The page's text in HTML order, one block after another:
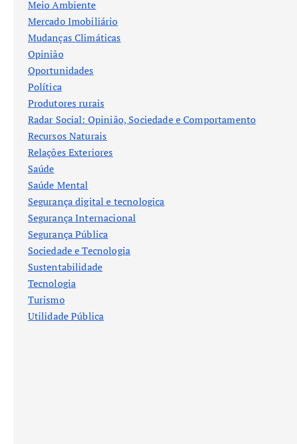
Meio Ambiente
Mercado Imobiliário
Mudanças Climáticas
Opinião
Oportunidades
Política
Produtores rurais
Radar Social: Opinião, Sociedade e Comportamento
Recursos Naturais
Relações Exteriores
Saúde
Saúde Mental
Segurança digital e tecnologica
Segurança Internacional
Segurança Pública
Sociedade e Tecnologia
Sustentabilidade
Tecnologia
Turismo
Utilidade Pública